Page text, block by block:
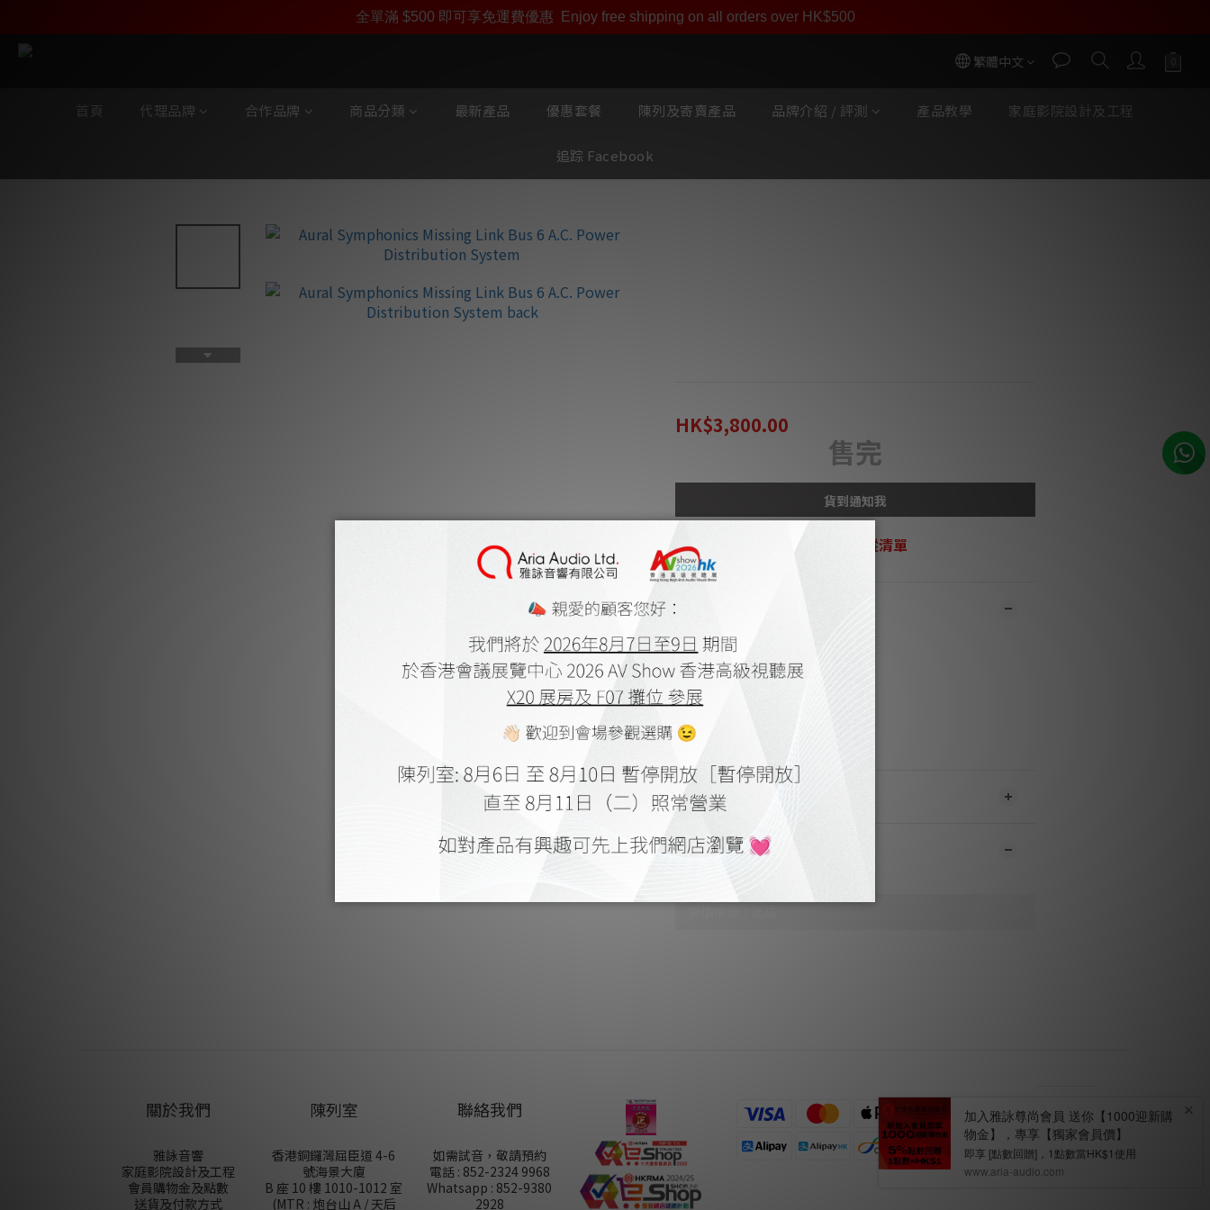
繁體中文
首頁 代理品牌 合作品牌 商品分類 最新產品 優惠套餐 陳列及寄賣產品 品牌介紹 / 評測 產品教學 家庭影院設計及工程
追踪 Facebook
HK$3,800.00
售完
貨到通知我
加入追蹤清單
商品描述
**本店商品網上及門市同步銷售，系統有機會未及時更新，可與
我們職員致電聯絡確定現貨。**
**有現貨的商品1-3個工作天內會跟進及寄出。**
送貨及付款方式
顧客評價
關於我們
雅詠音響
家庭影院設計及工程
會員購物金及點數
送貨及付款方式
陳列室
香港銅鑼灣屈臣道 4-6
號海景大廈
B 座 10 樓 1010-1012 室
(MTR : 炮台山 A / 天后
聯絡我們
如需試音，敬請預約
電話 : 852-2324 9968
Whatsapp : 852-9380
2928
繁
體中文
加入雅詠尊尚會員，即享【$1000迎新購物金】【點數回贈 1點數=1HKD】 獨家會員價
全單滿 $500 即可享免運費優惠 Enjoy free shipping on all orders over HK$500